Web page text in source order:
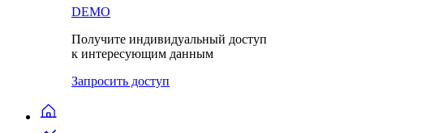
Оцените структуру и качество данных
в публичном демо-доступе
DEMO
Получите индивидуальный доступ